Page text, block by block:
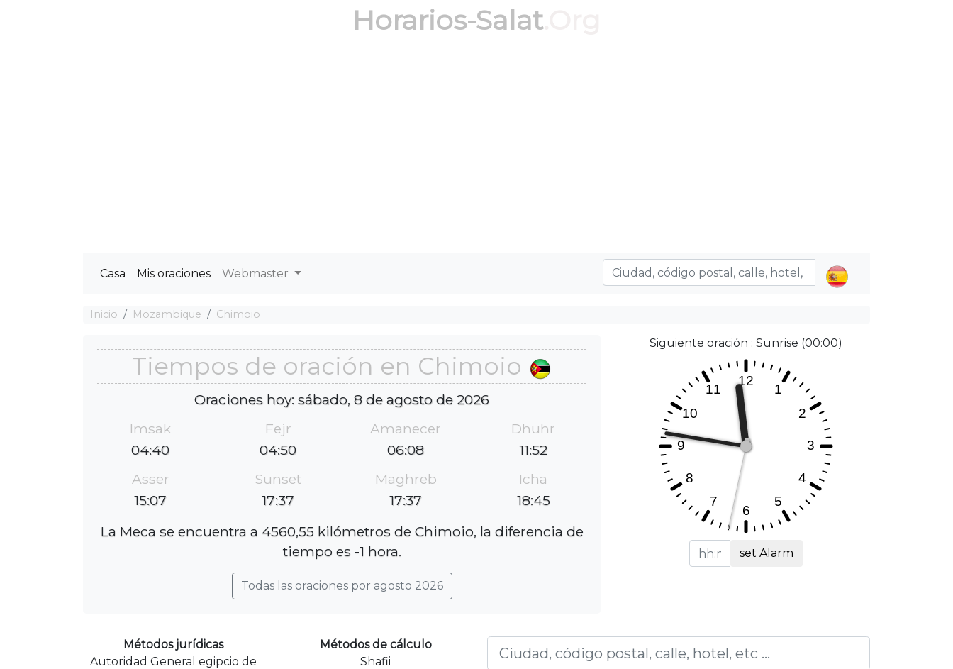
Horarios-Salat.Org
Casa Mis oraciones Webmaster
Inicio Mozambique Chimoio
Tiempos de oración en Chimoio
Oraciones hoy: sábado, 8 de agosto de 2026
Imsak
04:40
Fejr
04:50
Amanecer
06:08
Dhuhr
11:52
Asser
15:07
Sunset
17:37
Maghreb
17:37
Icha
18:45
La Meca se encuentra a 4560,55 kilómetros de Chimoio, la diferencia de
tiempo es -1 hora.
Todas las oraciones por agosto 2026
Siguiente oración : Sunrise (00:00)
set Alarm
Métodos jurídicas
Autoridad General egipcio de
Métodos de cálculo
Shafii